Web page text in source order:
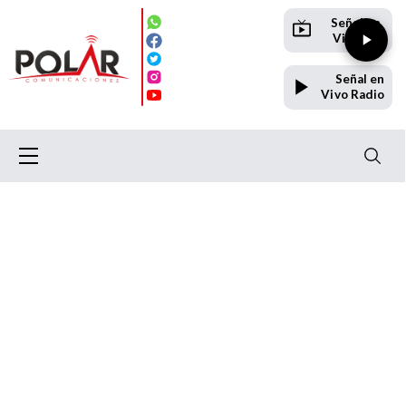
Señal en
Vivo TV
Señal en
Vivo Radio